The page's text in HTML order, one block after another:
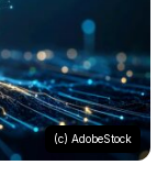
(c) AdobeStock